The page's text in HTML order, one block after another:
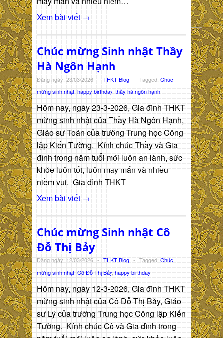
Xem bài viết →
Chúc mừng Sinh nhật Thầy
Hà Ngôn Hạnh
Đăng ngày: 23/03/2026 - THKT Blog - Tagged:Chúc
mừng sinh nhật happy birthday thầy hà ngôn hạnh
Hôm nay, ngày 23-3-2026, Gia đình THKT
mừng sinh nhật của Thầy Hà Ngôn Hạnh,
Giáo sư Toán của trường Trung học Công
lập Kiến Tường. Kính chúc Thầy và Gia
đình trong năm tuổi mới luôn an lành, sức
khỏe luôn tốt, luôn may mắn và nhiều
niềm vui. Gia đình THKT
Xem bài viết →
Chúc mừng Sinh nhật Cô
Đỗ Thị Bảy
Đăng ngày: 12/03/2026 - THKT Blog - Tagged: Chúc
mừng sinh nhật Cô Đỗ Thị Bảy happy birthday
Hôm nay, ngày 12-3-2026, Gia đình THKT
mừng sinh nhật của Cô Đỗ Thị Bảy, Giáo
sư Lý của trường Trung học Công lập Kiến
Tường. Kính chúc Cô và Gia đình trong